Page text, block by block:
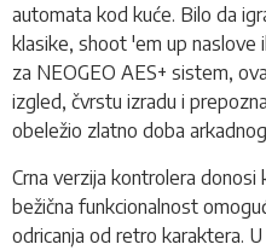
automata kod kuće. Bilo da
klasike, shoot 'em up naslove
za NEOGEO AES+ sistem,
izgled, čvrstu izradu i
obeležio zlatno doba
Crna verzija kontrolera donosi
bežična funkcionalnost
odricanja od retro karaktera.